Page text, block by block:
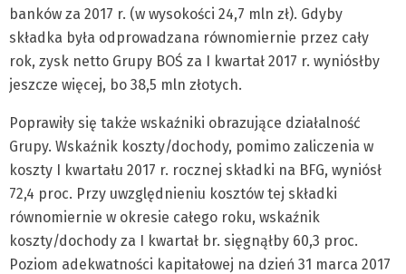
banków za 2017 r. (w wysokości 24,7 mln zł). Gdyby
składka była odprowadzana równomiernie przez cały
rok, zysk netto Grupy BOŚ za I kwartał 2017 r. wyniósłby
jeszcze więcej, bo 38,5 mln złotych.
Poprawiły się także wskaźniki obrazujące działalność
Grupy. Wskaźnik koszty/dochody, pomimo zaliczenia w
koszty I kwartału 2017 r. rocznej składki na BFG, wyniósł
72,4 proc. Przy uwzględnieniu kosztów tej składki
równomiernie w okresie całego roku, wskaźnik
koszty/dochody za I kwartał br. sięgnąłby 60,3 proc.
Poziom adekwatności kapitałowej na dzień 31 marca 2017